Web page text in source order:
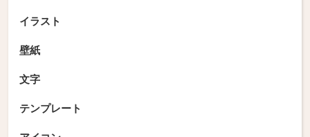
イラスト
壁紙
文字
テンプレート